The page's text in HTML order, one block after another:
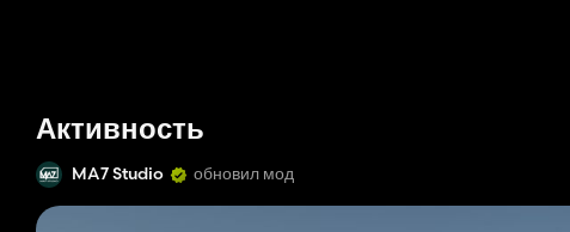
Активность
MA7 Studio обновил мод